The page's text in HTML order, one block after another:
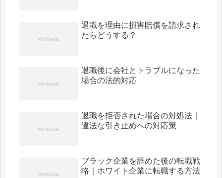
退職を理由に損害賠償を請求され
たらどうする？
退職後に会社とトラブルになった
場合の法的対応
退職を拒否された場合の対処法｜
違法な引き止めへの対応策
ブラック企業を辞めた後の転職戦
略｜ホワイト企業に転職する方法